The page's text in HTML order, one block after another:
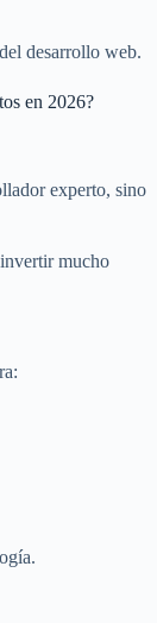
desarrollo web.
en 2026?
experto, sino
mucho